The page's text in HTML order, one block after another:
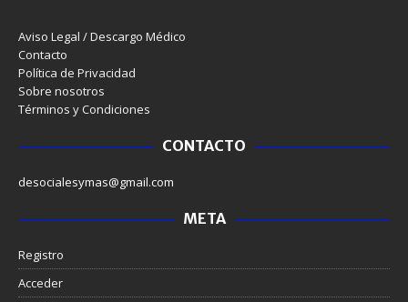
Aviso Legal / Descargo Médico
Contacto
Política de Privacidad
Sobre nosotros
Términos y Condiciones
CONTACTO
desocialesymas@gmail.com
META
Registro
Acceder